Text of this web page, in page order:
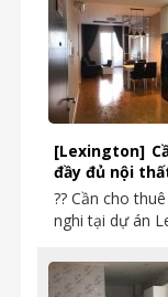
[Lexington]
đầy đủ nội
?? Cần cho
nghi tại dự án